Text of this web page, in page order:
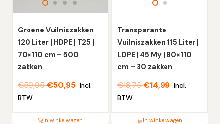
worden
op
de
productpagina
worden
op
de
productpagina
Groene Vuilniszakken
120 Liter | HDPE | T25 |
70×110 cm – 500
zakken
€59,95€50,95 Incl.
BTW
In winkelwagen
Transparante
Vuilniszakken 115 Liter |
LDPE | 45 My | 80×110
cm – 30 zakken
€18,75€14,99 Incl.
BTW
In winkelwagen